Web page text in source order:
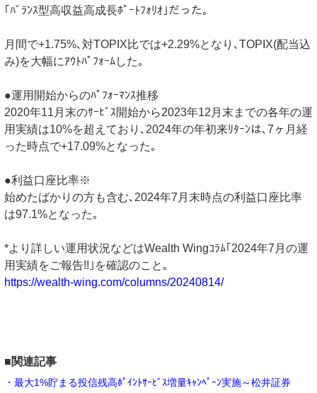
｢ﾊﾞﾗﾝｽ型高収益高成長ﾎﾟｰﾄﾌｫﾘｵ｣だった｡
月間で+1.75%､対TOPIX比では+2.29%となり､TOPIX(配当込
み)を大幅にｱｳﾄﾊﾟﾌｫｰﾑした｡
●運用開始からのﾊﾟﾌｫｰﾏﾝｽ推移
2020年11月末のｻｰﾋﾞｽ開始から2023年12月末までの各年の運
用実績は10%を超えており､2024年の年初来ﾘﾀｰﾝは､7ヶ月経
った時点で+17.09%となった｡
●利益口座比率※
始めたばかりの方も含む､2024年7月末時点の利益口座比率
は97.1%となった｡
*より詳しい運用状況などはWealth Wingｺﾗﾑ｢2024年7月の運
用実績をご報告!!｣を確認のこと｡
https://wealth-wing.com/columns/20240814/
■関連記事
・最大1%貯まる投信残高ﾎﾟｲﾝﾄｻｰﾋﾞｽ増量ｷｬﾝﾍﾟｰﾝ実施～松井証券